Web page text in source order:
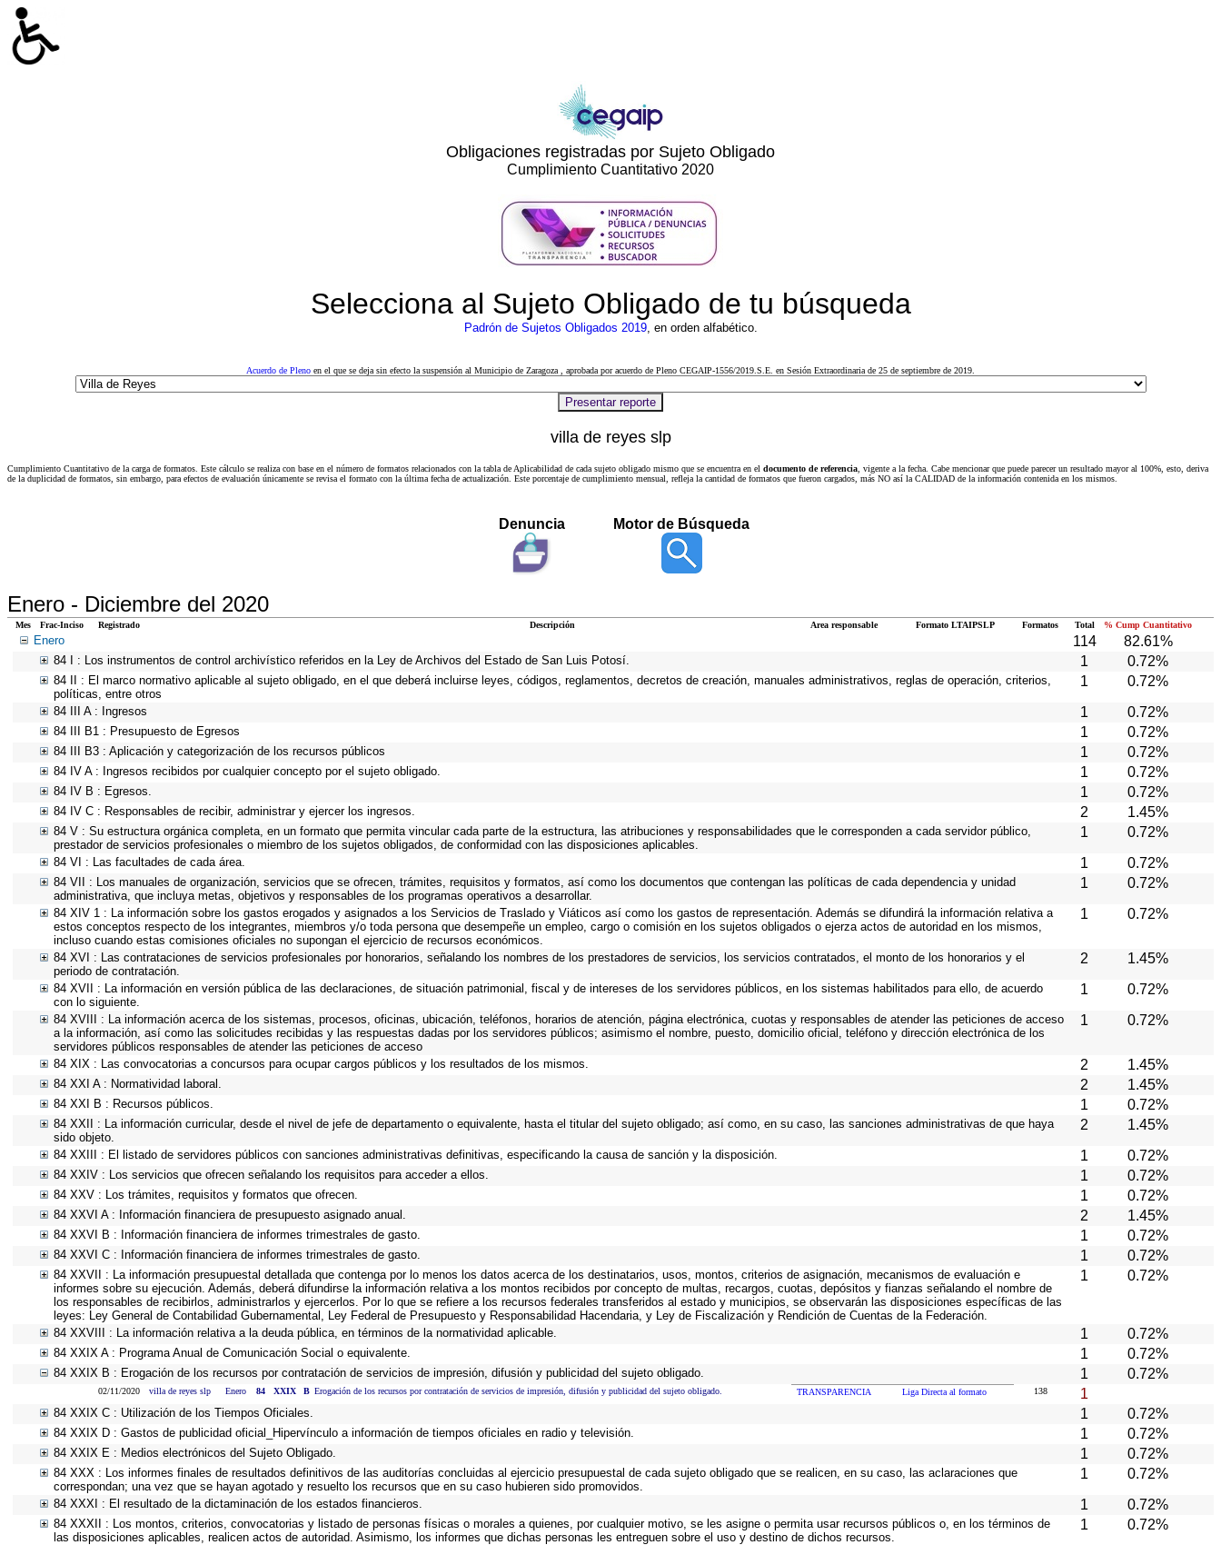
Obligaciones registradas por Sujeto Obligado
Cumplimiento Cuantitativo 2020
Selecciona al Sujeto Obligado de tu búsqueda
Padrón de Sujetos Obligados 2019, en orden alfabético.
Acuerdo de Pleno en el que se deja sin efecto la suspensión al Municipio de Zaragoza , aprobada por acuerdo de Pleno CEGAIP-1556/2019.S.E. en Sesión Extraordinaria de 25 de septiembre de 2019.
villa de reyes slp
Cumplimiento Cuantitativo de la carga de formatos. Este cálculo se realiza con base en el número de formatos relacionados con la tabla de Aplicabilidad de cada sujeto obligado mismo que se encuentra en el documento de referencia , vigente a la fecha. Cabe mencionar que puede parecer un resultado mayor al 100%, esto, deriva
de la duplicidad de formatos, sin embargo, para efectos de evaluación únicamente se revisa el formato con la última fecha de actualización. Este porcentaje de cumplimiento mensual, refleja la cantidad de formatos que fueron cargados, más NO así la CALIDAD de la información contenida en los mismos.
Denuncia Motor de Búsqueda
Enero - Diciembre del 2020
Mes Frac-Inciso Registrado Descripción Area responsable Formato LTAIPSLP Formatos Total % Cump Cuantitativo
Enero 114 82.61%
84 I : Los instrumentos de control archivístico referidos en la Ley de Archivos del Estado de San Luis Potosí. 1 0.72%
84 II : El marco normativo aplicable al sujeto obligado, en el que deberá incluirse leyes, códigos, reglamentos, decretos de creación, manuales administrativos, reglas de operación, criterios,
políticas, entre otros
1 0.72%
84 III A : Ingresos 1 0.72%
84 III B1 : Presupuesto de Egresos 1 0.72%
84 III B3 : Aplicación y categorización de los recursos públicos 1 0.72%
84 IV A : Ingresos recibidos por cualquier concepto por el sujeto obligado. 1 0.72%
84 IV B : Egresos. 1 0.72%
84 IV C : Responsables de recibir, administrar y ejercer los ingresos. 2 1.45%
84 V : Su estructura orgánica completa, en un formato que permita vincular cada parte de la estructura, las atribuciones y responsabilidades que le corresponden a cada servidor público,
prestador de servicios profesionales o miembro de los sujetos obligados, de conformidad con las disposiciones aplicables.
1 0.72%
84 VI : Las facultades de cada área. 1 0.72%
84 VII : Los manuales de organización, servicios que se ofrecen, trámites, requisitos y formatos, así como los documentos que contengan las políticas de cada dependencia y unidad
administrativa, que incluya metas, objetivos y responsables de los programas operativos a desarrollar.
1 0.72%
84 XIV 1 : La información sobre los gastos erogados y asignados a los Servicios de Traslado y Viáticos así como los gastos de representación. Además se difundirá la información relativa a
estos conceptos respecto de los integrantes, miembros y/o toda persona que desempeñe un empleo, cargo o comisión en los sujetos obligados o ejerza actos de autoridad en los mismos,
incluso cuando estas comisiones oficiales no supongan el ejercicio de recursos económicos.
1 0.72%
84 XVI : Las contrataciones de servicios profesionales por honorarios, señalando los nombres de los prestadores de servicios, los servicios contratados, el monto de los honorarios y el
periodo de contratación.
2 1.45%
84 XVII : La información en versión pública de las declaraciones, de situación patrimonial, fiscal y de intereses de los servidores públicos, en los sistemas habilitados para ello, de acuerdo
con lo siguiente.
1 0.72%
84 XVIII : La información acerca de los sistemas, procesos, oficinas, ubicación, teléfonos, horarios de atención, página electrónica, cuotas y responsables de atender las peticiones de acceso
a la información, así como las solicitudes recibidas y las respuestas dadas por los servidores públicos; asimismo el nombre, puesto, domicilio oficial, teléfono y dirección electrónica de los
servidores públicos responsables de atender las peticiones de acceso
1 0.72%
84 XIX : Las convocatorias a concursos para ocupar cargos públicos y los resultados de los mismos. 2 1.45%
84 XXI A : Normatividad laboral. 2 1.45%
84 XXI B : Recursos públicos. 1 0.72%
84 XXII : La información curricular, desde el nivel de jefe de departamento o equivalente, hasta el titular del sujeto obligado; así como, en su caso, las sanciones administrativas de que haya
sido objeto.
2 1.45%
84 XXIII : El listado de servidores públicos con sanciones administrativas definitivas, especificando la causa de sanción y la disposición. 1 0.72%
84 XXIV : Los servicios que ofrecen señalando los requisitos para acceder a ellos. 1 0.72%
84 XXV : Los trámites, requisitos y formatos que ofrecen. 1 0.72%
84 XXVI A : Información financiera de presupuesto asignado anual. 2 1.45%
84 XXVI B : Información financiera de informes trimestrales de gasto. 1 0.72%
84 XXVI C : Información financiera de informes trimestrales de gasto. 1 0.72%
84 XXVII : La información presupuestal detallada que contenga por lo menos los datos acerca de los destinatarios, usos, montos, criterios de asignación, mecanismos de evaluación e
informes sobre su ejecución. Además, deberá difundirse la información relativa a los montos recibidos por concepto de multas, recargos, cuotas, depósitos y fianzas señalando el nombre de
los responsables de recibirlos, administrarlos y ejercerlos. Por lo que se refiere a los recursos federales transferidos al estado y municipios, se observarán las disposiciones específicas de las
leyes: Ley General de Contabilidad Gubernamental, Ley Federal de Presupuesto y Responsabilidad Hacendaria, y Ley de Fiscalización y Rendición de Cuentas de la Federación.
1 0.72%
84 XXVIII : La información relativa a la deuda pública, en términos de la normatividad aplicable. 1 0.72%
84 XXIX A : Programa Anual de Comunicación Social o equivalente. 1 0.72%
84 XXIX B : Erogación de los recursos por contratación de servicios de impresión, difusión y publicidad del sujeto obligado. 1 0.72%
02/11/2020 villa de reyes slp Enero 84 XXIX B Erogación de los recursos por contratación de servicios de impresión, difusión y publicidad del sujeto obligado. TRANSPARENCIA Liga Directa al formato 138 1
84 XXIX C : Utilización de los Tiempos Oficiales. 1 0.72%
84 XXIX D : Gastos de publicidad oficial_Hipervínculo a información de tiempos oficiales en radio y televisión. 1 0.72%
84 XXIX E : Medios electrónicos del Sujeto Obligado. 1 0.72%
84 XXX : Los informes finales de resultados definitivos de las auditorías concluidas al ejercicio presupuestal de cada sujeto obligado que se realicen, en su caso, las aclaraciones que
correspondan; una vez que se hayan agotado y resuelto los recursos que en su caso hubieren sido promovidos.
1 0.72%
84 XXXI : El resultado de la dictaminación de los estados financieros. 1 0.72%
84 XXXII : Los montos, criterios, convocatorias y listado de personas físicas o morales a quienes, por cualquier motivo, se les asigne o permita usar recursos públicos o, en los términos de
las disposiciones aplicables, realicen actos de autoridad. Asimismo, los informes que dichas personas les entreguen sobre el uso y destino de dichos recursos.
1 0.72%